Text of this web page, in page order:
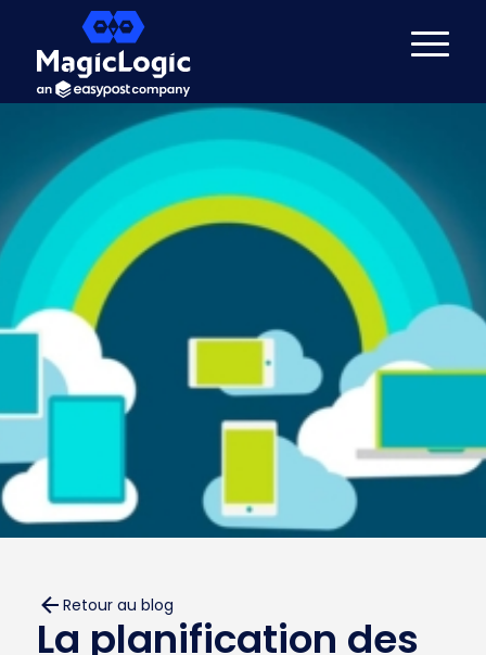
Retour au blog
La planification des